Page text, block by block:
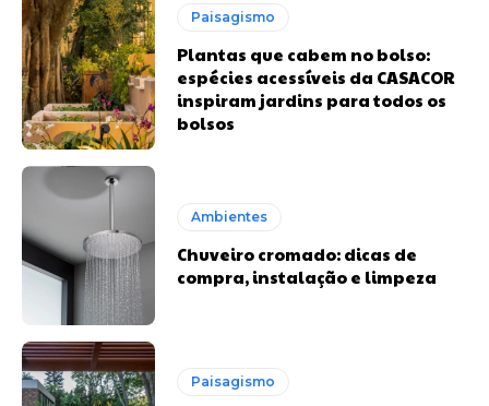
Paisagismo
Plantas que cabem no bolso:
espécies acessíveis da CASACOR
inspiram jardins para todos os
bolsos
Ambientes
Chuveiro cromado: dicas de
compra, instalação e limpeza
Paisagismo